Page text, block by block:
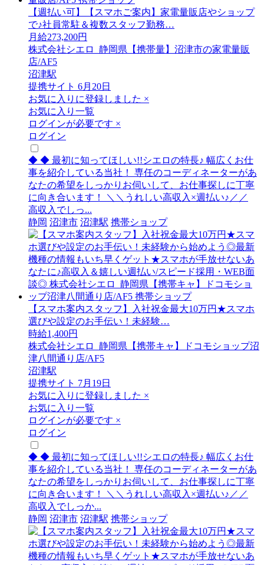
【週払い可】【スマホご案内】家電量販店やショップ
で♪社員常駐＆複数スタッフ勤務…
月給273,200円
株式会社シエロ_静岡県【携帯量】沼津市の家電量販
店/AF5
沼津駅
提携サイト 6月20日
お気に入りに登録しました ×
お気に入り一覧
ログインが必要です ×
ログイン
◆ ◆ 最初に知ってほしい!!シエロの特長♪ 幅広くお仕
事を紹介している当社！ 専任のコーディネーターがあ
なたの希望をしっかりお伺いして、お仕事探しに丁寧
に向き合います！ ＼＼うれしい高収入×週払い♪／／
高収入でしっ...
静岡 沼津市 沼津駅 携帯ショップ
【スマホ案内スタッフ】入社祝金最大10万円★スマホ
選びや設定のお手伝い！未経験…
時給1,400円
株式会社シエロ_静岡県【携帯キャ】ドコモショップ沼
津八間通り店/AF5
沼津駅
提携サイト 7月19日
お気に入りに登録しました ×
お気に入り一覧
ログインが必要です ×
ログイン
◆ ◆ 最初に知ってほしい!!シエロの特長♪ 幅広くお仕
事を紹介している当社！ 専任のコーディネーターがあ
なたの希望をしっかりお伺いして、お仕事探しに丁寧
に向き合います！ ＼＼うれしい高収入×週払い♪／／
高収入でしっか...
静岡 沼津市 沼津駅 携帯ショップ